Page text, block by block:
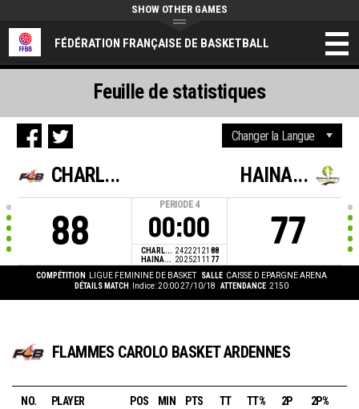
FÉDÉRATION FRANÇAISE DE BASKETBALL
SHOW OTHER GAMES
CHARL...
88
PERIODE 4
00:00
CHARL... 242221 21 88
HAINA... 202521 11 77
HAINA...
77
COMPÉTITION LIGUE FEMININE DE BASKET SALLE CAISSE D EPARGNE ARENA
DÉTAILS MATCH
Indice: 20:00 27/10/18 ATTENDANCE 2150
Feuille de statistiques
FLAMMES CAROLO BASKET ARDENNES
NO. PLAYER POS MIN PTS TT TT% 2P 2P%